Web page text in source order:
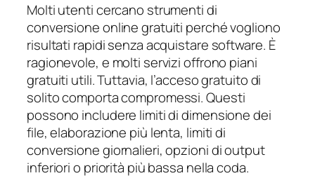
Molti utenti cercano strumenti di
conversione online gratuiti perché vogliono
risultati rapidi senza acquistare software. È
ragionevole, e molti servizi offrono piani
gratuiti utili. Tuttavia, l’acceso gratuito di
solito comporta compromessi. Questi
possono includere limiti di dimensione dei
file, elaborazione più lenta, limiti di
conversione giornalieri, opzioni di output
inferiori o priorità più bassa nella coda.